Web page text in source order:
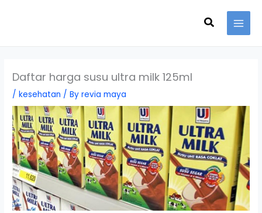
Search
Daftar harga susu ultra milk 125ml
/kesehatan / Byrevia maya